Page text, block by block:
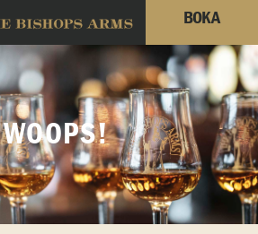
BOKA
WOOPS!